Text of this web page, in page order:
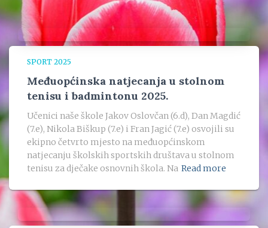
SPORT 2025
Međuopćinska natjecanja u stolnom
tenisu i badmintonu 2025.
Učenici naše škole Jakov Oslovčan (6.d), Dan Magdić
(7.e), Nikola Biškup (7.e) i Fran Jagić (7.e) osvojili su
ekipno četvrto mjesto na međuopćinskom
natjecanju školskih sportskih društava u stolnom
tenisu za dječake osnovnih škola. Na Read more